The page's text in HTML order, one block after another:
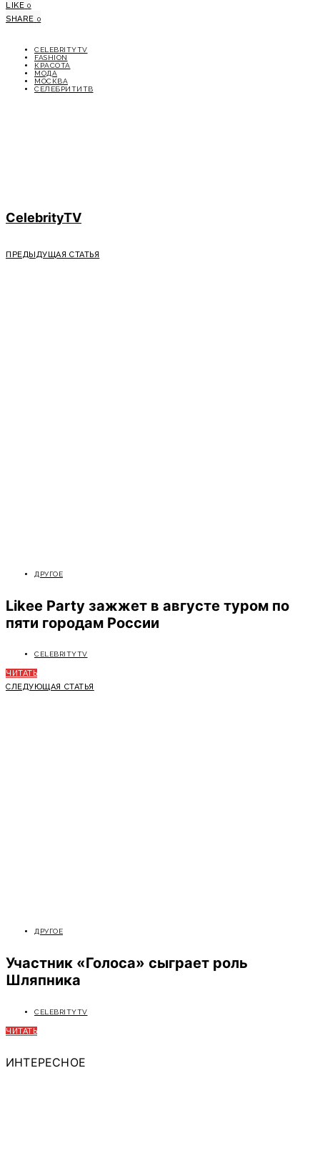
LIKE 0
SHARE 0
CELEBRITYTV
FASHION
КРАСОТА
МОДА
МОСКВА
СЕЛЕБРИТИТВ
CelebrityTV
ПРЕДЫДУЩАЯ СТАТЬЯ
ДРУГОЕ
Likee Party зажжет в августе туром по
пяти городам России
CELEBRITYTV
ЧИТАТЬ
СЛЕДУЮЩАЯ СТАТЬЯ
ДРУГОЕ
Участник «Голоса» сыграет роль
Шляпника
CELEBRITYTV
ЧИТАТЬ
ИНТЕРЕСНОЕ